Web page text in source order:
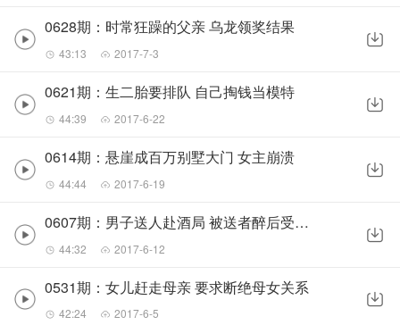
0628期：时常狂躁的父亲 乌龙领奖结果
43:13 2017-7-3
0621期：生二胎要排队 自己掏钱当模特
44:39 2017-6-22
0614期：悬崖成百万别墅大门 女主崩溃
44:44 2017-6-19
0607期：男子送人赴酒局 被送者醉后受伤索赔
44:32 2017-6-12
0531期：女儿赶走母亲 要求断绝母女关系
42:24 2017-6-5